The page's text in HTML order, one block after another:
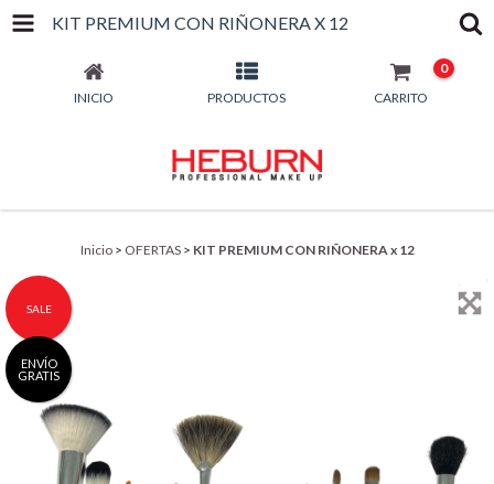
KIT PREMIUM CON RIÑONERA X 12
INICIO PRODUCTOS CARRITO
0
Inicio > OFERTAS > KIT PREMIUM CON RIÑONERA x 12
SALE
ENVÍO
GRATIS